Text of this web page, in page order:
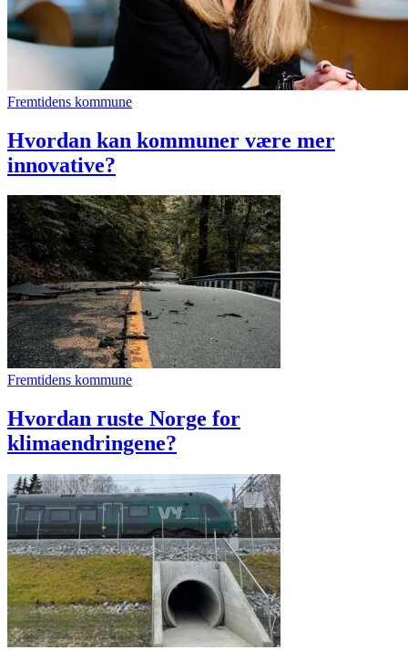
Fremtidens kommune
Hvordan kan kommuner være mer
innovative?
Fremtidens kommune
Hvordan ruste Norge for
klimaendringene?